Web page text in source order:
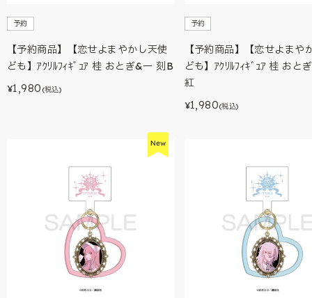
予約
【予約商品】【恋せよまやかし天使
ども】ｱｸﾘﾙﾌｨｷﾞｭｱ 桂 おとぎ&一 刻B
¥1,980 (税込)
予約
【予約商品】【恋せよまや
ども】ｱｸﾘﾙﾌｨｷﾞｭｱ 桂 おと
紅
¥1,980(税込)